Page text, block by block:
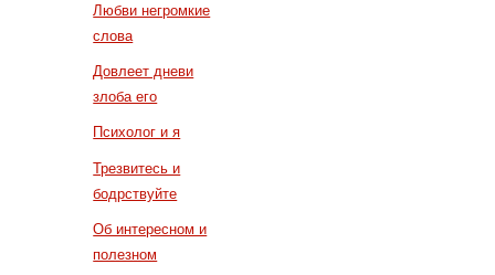
Любви негромкие
слова
Довлеет дневи
злоба его
Психолог и я
Трезвитесь и
бодрствуйте
Об интересном и
полезном